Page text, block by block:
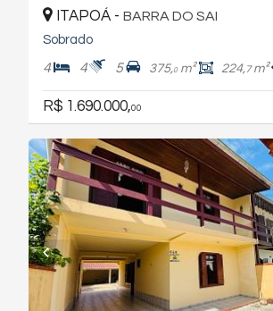
ITAPOÁ - BARRA DO SAI
Sobrado
4 4 5 375,0m² 224,7m²
R$ 1.690.000,00